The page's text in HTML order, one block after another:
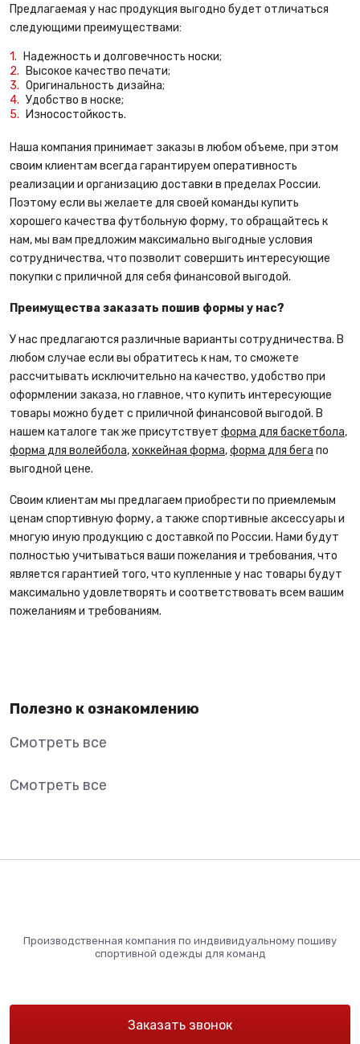
Предлагаемая у нас продукция выгодно будет отличаться
следующими преимуществами:
Надежность и долговечность носки;
Высокое качество печати;
Оригинальность дизайна;
Удобство в носке;
Износостойкость.
Наша компания принимает заказы в любом объеме, при этом
своим клиентам всегда гарантируем оперативность
реализации и организацию доставки в пределах России.
Поэтому если вы желаете для своей команды купить
хорошего качества футбольную форму, то обращайтесь к
нам, мы вам предложим максимально выгодные условия
сотрудничества, что позволит совершить интересующие
покупки с приличной для себя финансовой выгодой.
Преимущества заказать пошив формы у нас?
У нас предлагаются различные варианты сотрудничества. В
любом случае если вы обратитесь к нам, то сможете
рассчитывать исключительно на качество, удобство при
оформлении заказа, но главное, что купить интересующие
товары можно будет с приличной финансовой выгодой. В
нашем каталоге так же присутствует форма для баскетбола,
форма для волейбола,хоккейная форма,форма для бега по
выгодной цене.
Своим клиентам мы предлагаем приобрести по приемлемым
ценам спортивную форму, а также спортивные аксессуары и
многую иную продукцию с доставкой по России. Нами будут
полностью учитываться ваши пожелания и требования, что
является гарантией того, что купленные у нас товары будут
максимально удовлетворять и соответствовать всем вашим
пожеланиям и требованиям.
Полезно к ознакомлению
Смотреть все
Смотреть все
Производственная компания по индвивидуальному пошиву
спортивной одежды для команд
Заказать звонок